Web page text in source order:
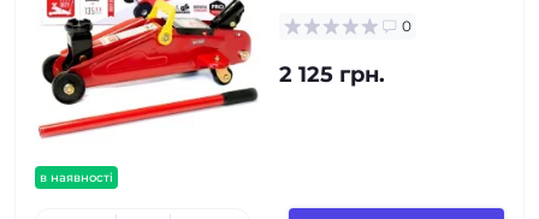
в наявності
0
2 125 грн.